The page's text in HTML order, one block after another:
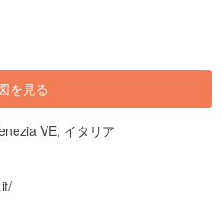
タリアに旅行が決まった際
、より一層イタリア旅行を
を見る
VE, イタリア